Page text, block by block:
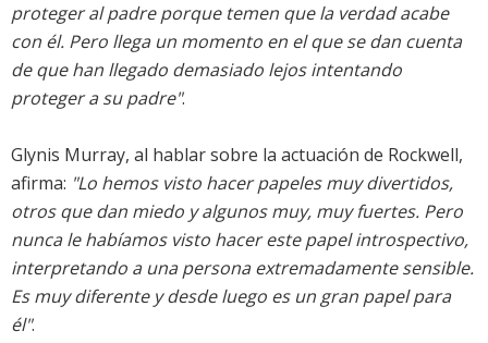
proteger al padre porque temen que la verdad acabe
con él. Pero llega un momento en el que se dan cuenta
de que han llegado demasiado lejos intentando
proteger a su padre".
Glynis Murray, al hablar sobre la actuación de Rockwell,
afirma: "Lo hemos visto hacer papeles muy divertidos,
otros que dan miedo y algunos muy, muy fuertes. Pero
nunca le habíamos visto hacer este papel introspectivo,
interpretando a una persona extremadamente sensible.
Es muy diferente y desde luego es un gran papel para
él".